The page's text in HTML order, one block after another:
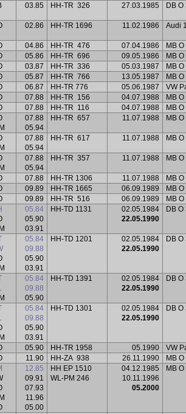
03.85 HH-TR 326 27.03.1985 DB
02.86 HH-TR 1696 11.02.1986 Audi
04.86 HH-TR 476 07.04.1986
MB
05.86 HH-TR 696 09.05.1986
MB
03.87 HH-TR 336 05.03.1987
MB
05.87 HH-TR 766 13.05.1987
MB
06.87 HH-TR 776 05.06.1987
VW
07.88 HH-TR 156 04.07.1988
MB
07.88 HH-TR 116 04.07.1988
MB
07.88
05.94
HH-TR 657 11.07.1988 MB
07.88
05.94
HH-TR 617 11.07.1988 MB
07.88
05.94
HH-TR 357 11.07.1988 MB
07.88 HH-TR 1306 11.07.1988
MB
09.89 HH-TR 1665 06.09.1989
MB
09.89 HH-TR 516 06.09.1989
MB
05.84
05.90
03.91
HH-TD 1131
02.05.1984
22.05.1990
DB O
05.84
09.88
05.90
03.91
HH-TD 1201
02.05.1984
22.05.1990
DB O
05.84
09.88
05.90
HH-TD 1391
02.05.1984
22.05.1990
DB O
05.84
09.88
05.90
03.91
HH-TD 1301
02.05.1984
22.05.1990
DB O
05.90 HH-TR 1958 05.1990
VW
11.90 HH-ZA 938 26.11.1990
MB
12.85
09.91
07.93
11.96
05.00
HH EP 1510
WL-PM 246
04.12.1985
10.11.1996
05.2000
MB